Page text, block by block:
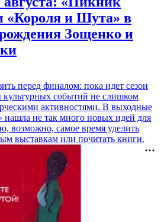
«Короля и Шута» в
Зощенко и
перед финалом: пока идет сезон
культурных событий не слишком
активностями. В выходные
нашла не так много новых идей для
возможно, самое время уделить
выставкам или почитать книги.